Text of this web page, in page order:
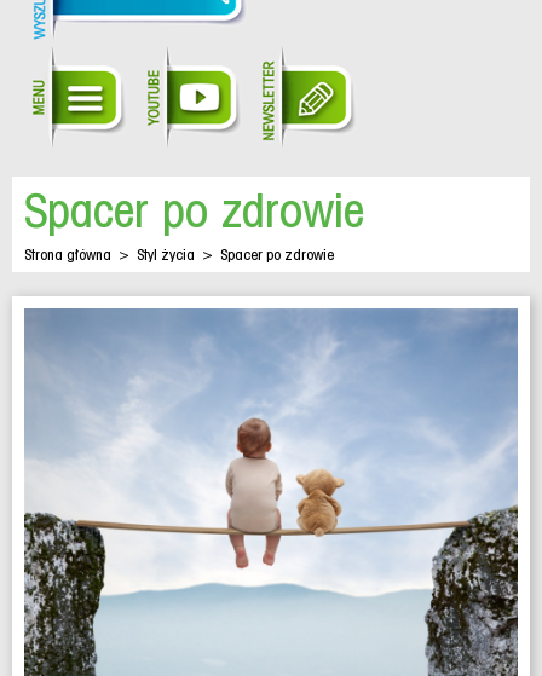
Spacer po zdrowie
Strona główna > Styl życia > Spacer po zdrowie